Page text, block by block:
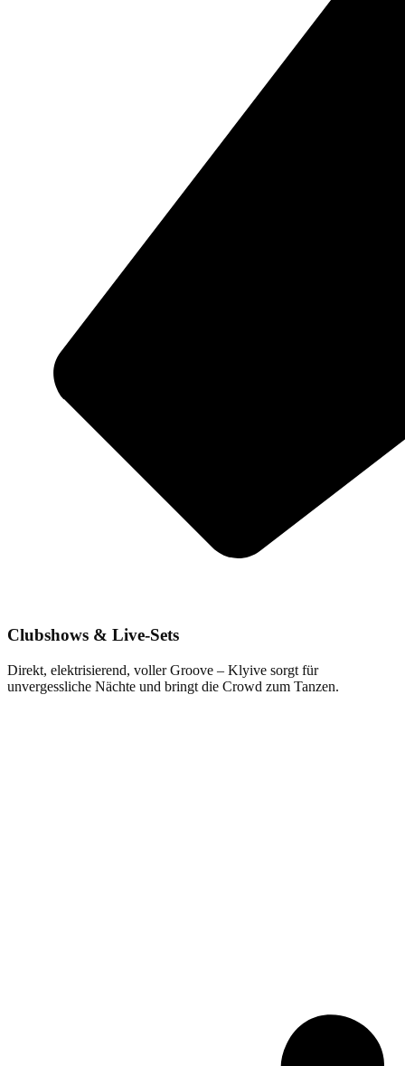
Clubshows & Live-Sets
Direkt, elektrisierend, voller Groove – Klyive sorgt für
unvergessliche Nächte und bringt die Crowd zum Tanzen.